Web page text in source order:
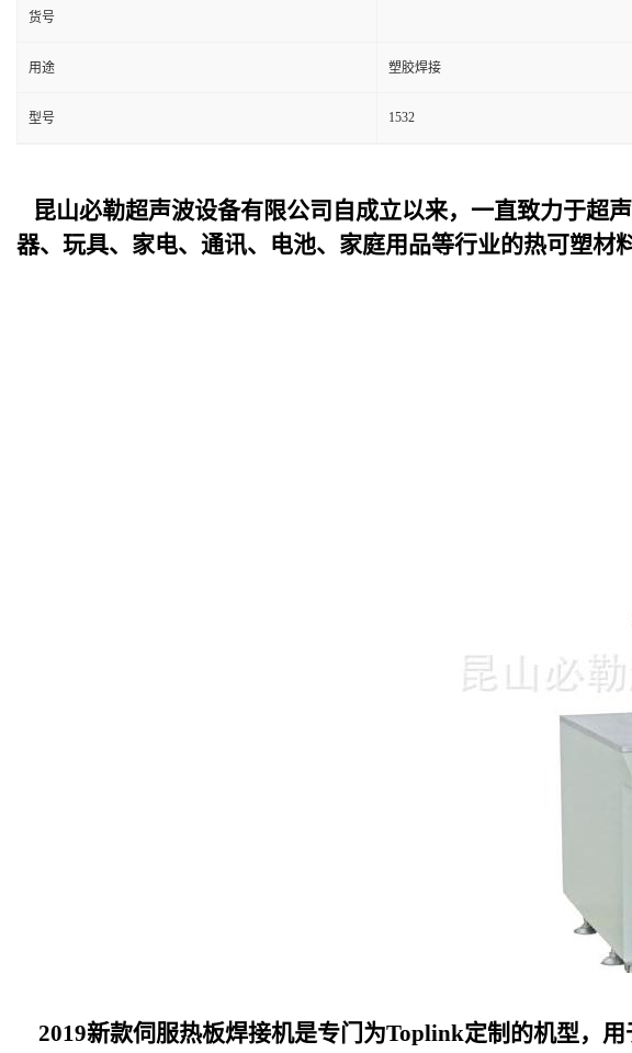
货号
用途 塑胶焊接
型号 1532
昆山必勒超声波设备有限公司自成立以来，一直致力于超
器、玩具、家电、通讯、电池、家庭用品等行业的热可塑材
2019新款伺服热板焊接机是专门为Toplink定制的机型，